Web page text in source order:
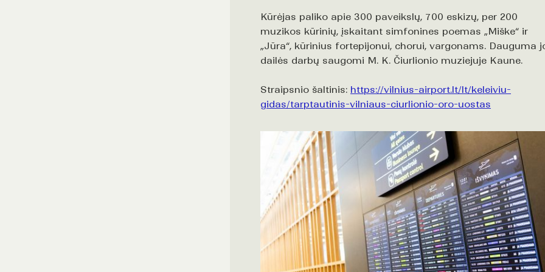
Kūrėjas paliko apie 300 paveikslų, 700 eskizų, per 200
muzikos kūrinių, įskaitant simfonines poemas „Miške“ ir
„Jūra“, kūrinius fortepijonui, chorui, vargonams. Dauguma
dailės darbų saugomi M. K. Čiurlionio muziejuje Kaune.
Straipsnio šaltinis: https://vilnius-airport.lt/lt/keleiviu-
gidas/tarptautinis-vilniaus-ciurlionio-oro-uostas